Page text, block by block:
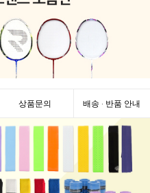
상품문의 배송 · 반품 안내